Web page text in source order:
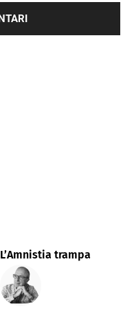
L’Amnistia trampa